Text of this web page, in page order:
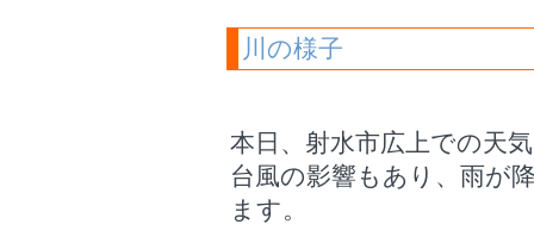
川の様子
本日、射水市広上での天
台風の影響もあり、雨が
ます。